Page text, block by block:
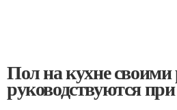
Пол на кухне
руководствуются